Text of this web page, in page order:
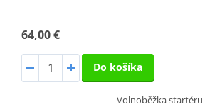
64,00 €
Do košíka
Volnoběžka startéru